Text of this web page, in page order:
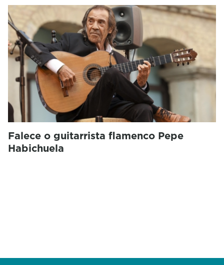
Falece o guitarrista flamenco Pepe
Habichuela